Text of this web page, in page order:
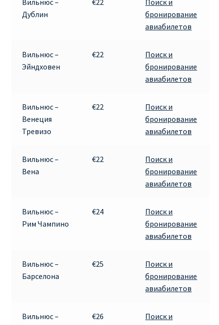
Дублин
бронирование
авиабилетов
Вильнюс –
Эйндховен
€22
Поиск и
бронирование
авиабилетов
Вильнюс –
Венеция
Тревизо
€22
Поиск и
бронирование
авиабилетов
Вильнюс –
Вена
€22
Поиск и
бронирование
авиабилетов
Вильнюс –
Рим Чампино
€24
Поиск и
бронирование
авиабилетов
Вильнюс –
Барселона
€25
Поиск и
бронирование
авиабилетов
Вильнюс –
€26
Поиск и